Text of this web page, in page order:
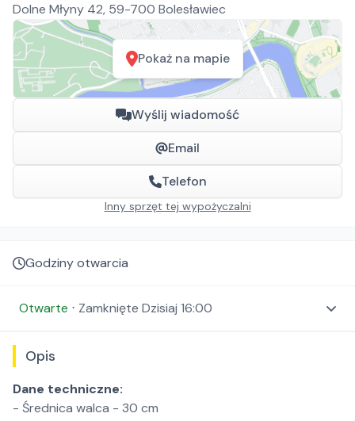
Dolne Młyny 42, 59-700 Bolesławiec
Pokaż na mapie
Wyślij wiadomość
Email
Telefon
Inny sprzęt tej wypożyczalni
Godziny otwarcia
Otwarte ⋅ Zamknięte Dzisiaj 16:00
Opis
Dane techniczne:
- Średnica walca - 30 cm